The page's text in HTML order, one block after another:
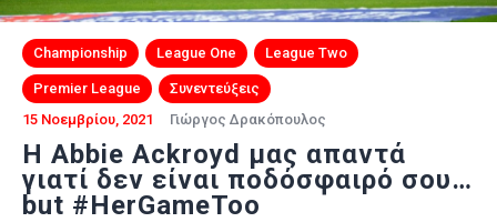
Championship League One League Two
Premier League
Συνεντεύξεις
15 Νοεμβρίου, 2021
Γιώργος Δρακόπουλος
Η Abbie Ackroyd μας απαντά
γιατί δεν είναι ποδόσφαιρό σου…
but #HerGameToo